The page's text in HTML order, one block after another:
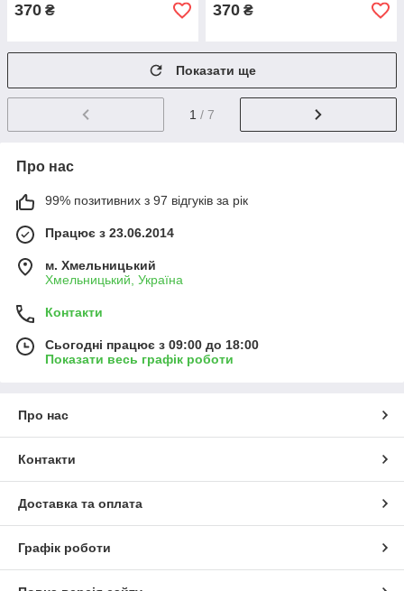
370 ₴ 370 ₴
Показати ще
1 / 7
Про нас
99% позитивних з 97 відгуків за рік
Працює з 23.06.2014
м. Хмельницький
Хмельницький, Україна
Контакти
Сьогодні працює з 09:00 до 18:00
Показати весь графік роботи
Про нас
Контакти
Доставка та оплата
Графік роботи